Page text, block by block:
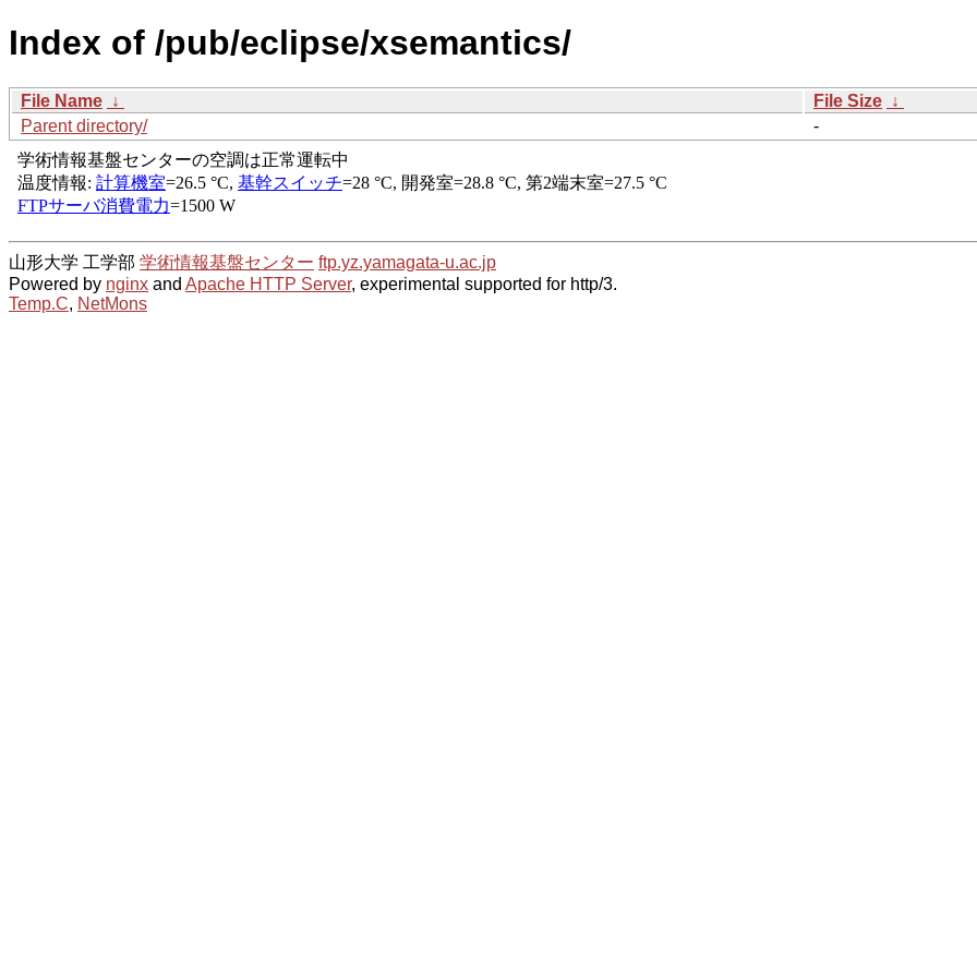
Index of /pub/eclipse/xsemantics/
File Name ↓ File Size ↓
Parent directory/
-
山形大学 工学部 学術情報基盤センター ftp.yz.yamagata-u.ac.jp
Powered by nginx and Apache HTTP Server, experimental supported for http/3.
Temp.C, NetMons